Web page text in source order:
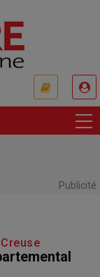
Publicité